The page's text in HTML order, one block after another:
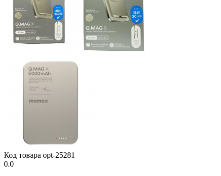
Код товара opt-25281
0.0